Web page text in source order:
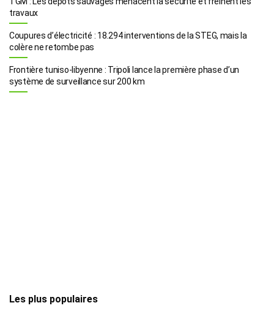
travaux
Coupures d’électricité : 18.294 interventions de la STEG, mais la
colère ne retombe pas
Frontière tuniso-libyenne : Tripoli lance la première phase d’un
système de surveillance sur 200 km
Les plus populaires